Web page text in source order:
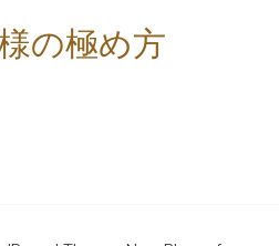
の極め方